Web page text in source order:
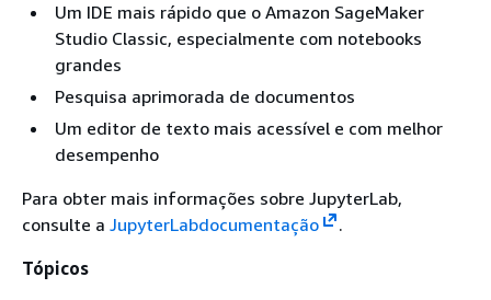
Um IDE mais rápido que o Amazon SageMaker
Studio Classic, especialmente com notebooks
grandes
Pesquisa aprimorada de documentos
Um editor de texto mais acessível e com melhor
desempenho
Para obter mais informações sobre JupyterLab,
consulte a JupyterLabdocumentação
.
Tópicos